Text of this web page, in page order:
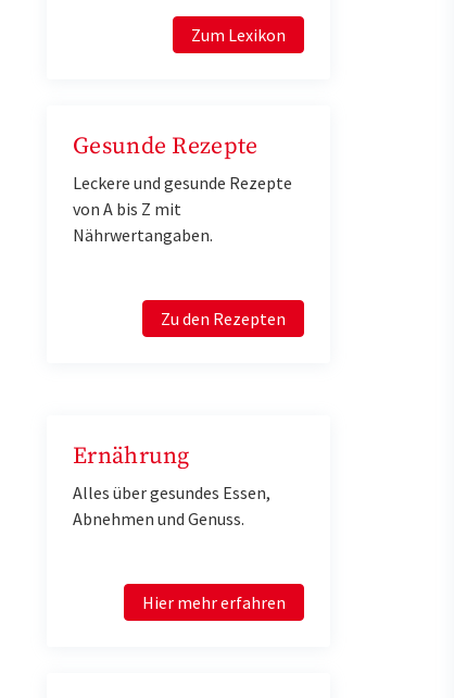
Zum Lexikon
Gesunde Rezepte
Leckere und gesunde Rezepte
von A bis Z mit
Nährwertangaben.
Zu den Rezepten
Ernährung
Alles über gesundes Essen,
Abnehmen und Genuss.
Hier mehr erfahren